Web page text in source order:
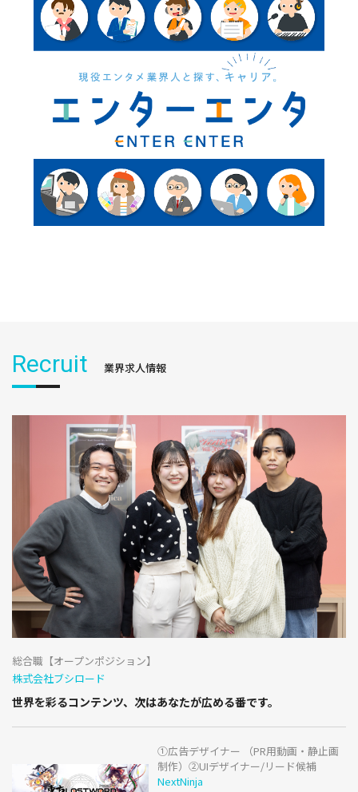
Recruit 業界求人情報
総合職【オープンポジション】
株式会社ブシロード
世界を彩るコンテンツ、次はあなたが広める番です。
①広告デザイナー （PR用動画・静止画
制作）②UIデザイナー/リード候補
NextNinja